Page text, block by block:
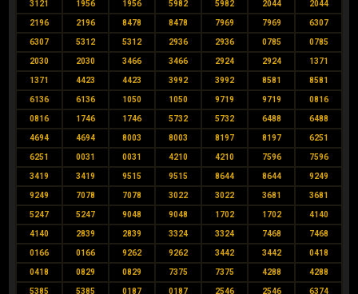
3121 1956 1956 5982 5982 2044 2044
2196 2196 8478 8478 7969 7969 6307
6307 5312 5312 2936 2936 0785 0785
2030 2030 3466 3466 2924 2924 1371
1371 4423 4423 3992 3992 8581 8581
6136 6136 1050 1050 9719 9719 0816
0816 1746 1746 5732 5732 6488 6488
4694 4694 8003 8003 8197 8197 6251
6251 0031 0031 4210 4210 7596 7596
3419 3419 9515 9515 8644 8644 9249
9249 7078 7078 3022 3022 3681 3681
5247 5247 9048 9048 1702 1702 4140
4140 2839 2839 3324 3324 7468 7468
0166 0166 9262 9262 3442 3442 0418
0418 0829 0829 7375 7375 4288 4288
5385 5385 0187 0187 2546 2546 6374